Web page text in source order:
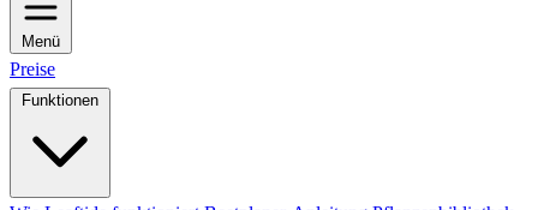
Menü
Preise
Funktionen